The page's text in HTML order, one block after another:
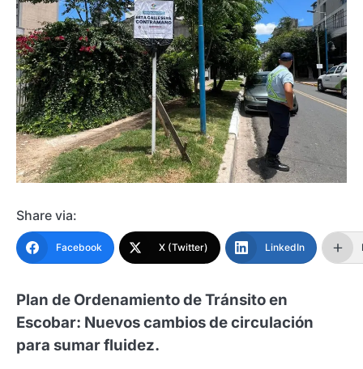
Share via:
Facebook X (Twitter) LinkedIn
Plan de Ordenamiento de Tránsito en
Escobar: Nuevos cambios de circulación
para sumar fluidez.